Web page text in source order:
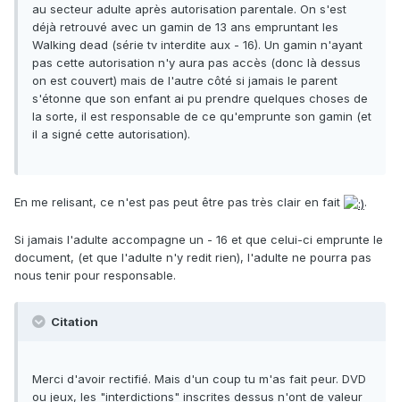
au secteur adulte après autorisation parentale. On s'est
déjà retrouvé avec un gamin de 13 ans empruntant les
Walking dead (série tv interdite aux - 16). Un gamin n'ayant
pas cette autorisation n'y aura pas accès (donc là dessus
on est couvert) mais de l'autre côté si jamais le parent
s'étonne que son enfant ai pu prendre quelques choses de
la sorte, il est responsable de ce qu'emprunte son gamin (et
il a signé cette autorisation).
En me relisant, ce n'est pas peut être pas très clair en fait .
Si jamais l'adulte accompagne un - 16 et que celui-ci emprunte le
document, (et que l'adulte n'y redit rien), l'adulte ne pourra pas
nous tenir pour responsable.
Citation
Merci d'avoir rectifié. Mais d'un coup tu m'as fait peur. DVD
ou jeux, les "interdictions" inscrites dessus n'ont de valeur